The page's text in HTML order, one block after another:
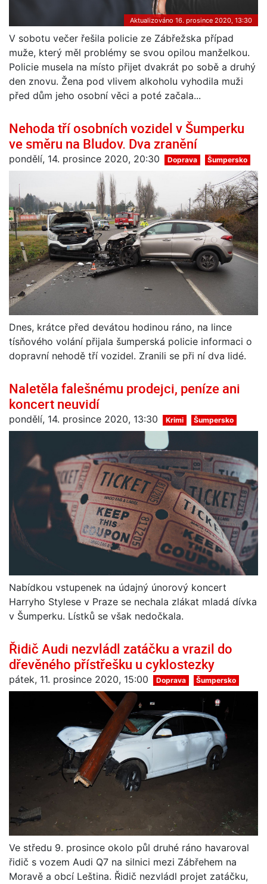
Aktualizováno 16. prosince 2020, 13:30
V sobotu večer řešila policie ze Zábřežska případ
muže, který měl problémy se svou opilou manželkou.
Policie musela na místo přijet dvakrát po sobě a druhý
den znovu. Žena pod vlivem alkoholu vyhodila muži
před dům jeho osobní věci a poté začala...
Nehoda tří osobních vozidel v Šumperku
ve směru na Bludov. Dva zranění
pondělí, 14. prosince 2020, 20:30 Doprava Šumpersko
Dnes, krátce před devátou hodinou ráno, na lince
tísňového volání přijala šumperská policie informaci o
dopravní nehodě tří vozidel. Zranili se při ní dva lidé.
Naletěla falešnému prodejci, peníze ani
koncert neuvidí
pondělí, 14. prosince 2020, 13:30 Krimi Šumpersko
Nabídkou vstupenek na údajný únorový koncert
Harryho Stylese v Praze se nechala zlákat mladá dívka
v Šumperku. Lístků se však nedočkala.
Řidič Audi nezvládl zatáčku a vrazil do
dřevěného přístřešku u cyklostezky
pátek, 11. prosince 2020, 15:00 Doprava Šumpersko
Ve středu 9. prosince okolo půl druhé ráno havaroval
řidič s vozem Audi Q7 na silnici mezi Zábřehem na
Moravě a obcí Leština. Řidič nezvládl projet zatáčku,